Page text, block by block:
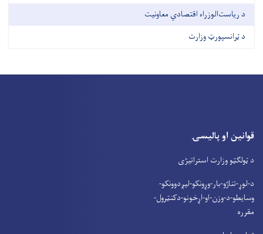
د ریاست‌الوزراء اقتصادي معاونیت
د ټرانسپورټ وزارت
قوانین او پالیسۍ
د ټولګټو وزارت استراتیژی
د-لوړ-تناژو-بار-وړونکو-لیږدوونکو-
وسایطو-د-وزن-او-اړخونو-دکنټرول-
مقرره